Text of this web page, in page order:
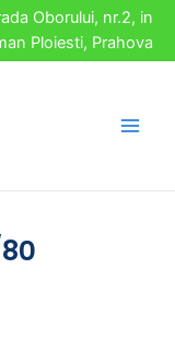
Oborului, nr.2, in
Ploiesti, Prahova